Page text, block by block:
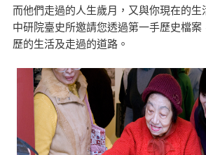
而他們走過的人生歲月，又與你現在的生
中研院臺史所邀請您透過第一手歷史檔
歷的生活及走過的道路。